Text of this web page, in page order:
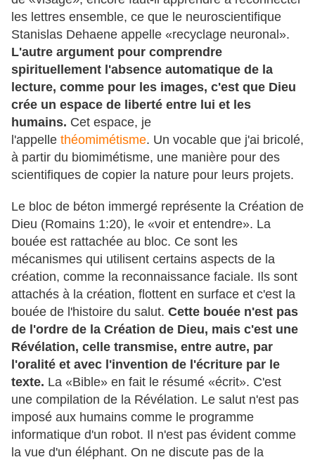
les lettres ensemble, ce que le neuroscientifique
Stanislas Dehaene appelle «recyclage neuronal».
L'autre argument pour comprendre
spirituellement l'absence automatique de la
lecture, comme pour les images, c'est que Dieu
crée un espace de liberté entre lui et les
humains. Cet espace, je
l'appelle théomimétisme. Un vocable que j'ai bricolé,
à partir du biomimétisme, une manière pour des
scientifiques de copier la nature pour leurs projets.
Le bloc de béton immergé représente la Création de
Dieu (Romains 1:20), le «voir et entendre». La
bouée est rattachée au bloc. Ce sont les
mécanismes qui utilisent certains aspects de la
création, comme la reconnaissance faciale. Ils sont
attachés à la création, flottent en surface et c'est la
bouée de l'histoire du salut. Cette bouée n'est pas
de l'ordre de la Création de Dieu, mais c'est une
Révélation, celle transmise, entre autre, par
l'oralité et avec l'invention de l'écriture par le
texte. La «Bible» en fait le résumé «écrit». C'est
une compilation de la Révélation. Le salut n'est pas
imposé aux humains comme le programme
informatique d'un robot. Il n'est pas évident comme
la vue d'un éléphant. On ne discute pas de la